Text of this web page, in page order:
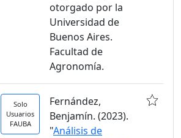
otorgado por la
Universidad de
Buenos Aires.
Facultad de
Agronomía.
Solo
Usuarios
FAUBA
Fernández,
Benjamín. (2023).
"Análisis de